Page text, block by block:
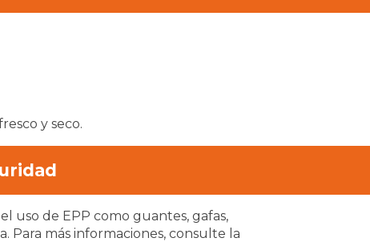
y seco.
uso de EPP como guantes, gafas,
Para más informaciones, consulte la